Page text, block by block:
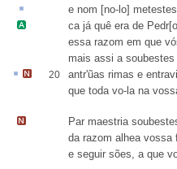
e nom [no-lo]
ca já quê era de
essa razom em que
mais assi a
20 antr'ũas rimas e
que toda vo-la na
Par maestria
da razom alhea vossa
e seguir sões, a que